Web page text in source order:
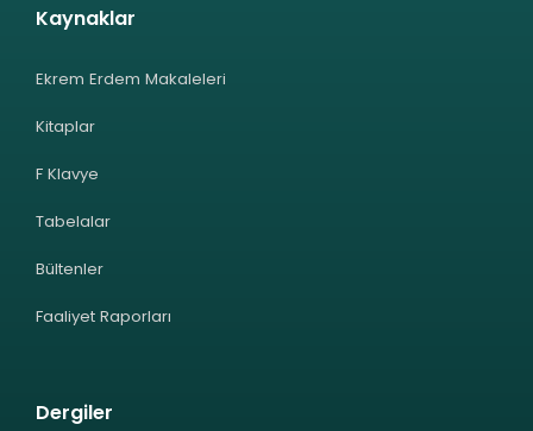
Kaynaklar
Ekrem Erdem Makaleleri
Kitaplar
F Klavye
Tabelalar
Bültenler
Faaliyet Raporları
Dergiler